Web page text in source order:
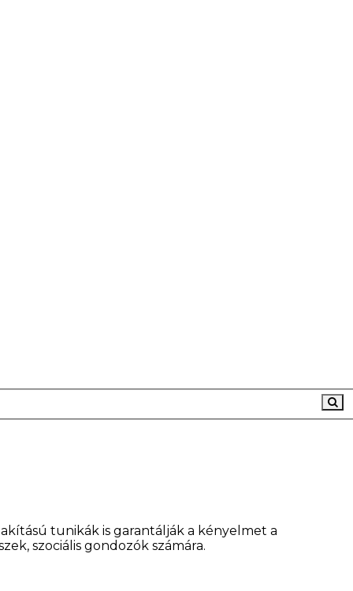
tunikák is garantálják a kényelmet a
szociális gondozók számára.